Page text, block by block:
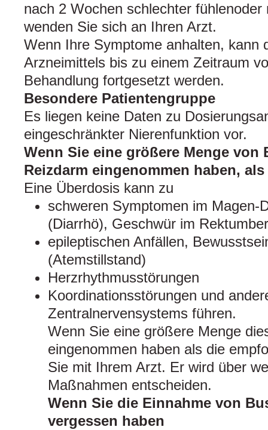
nach 2 Wochen schlechter
wenden Sie sich an Ihren Arzt.
Wenn Ihre Symptome anhalten, kann
Arzneimittels bis zu einem Zeitraum
Behandlung fortgesetzt werden.
Besondere Patientengruppe
Es liegen keine Daten zu
eingeschränkter Nierenfunktion vor.
Wenn Sie eine größere Menge von
Reizdarm eingenommen haben,
Eine Überdosis kann zu
schweren Symptomen im Magen-
(Diarrhö), Geschwür im
epileptischen Anfällen,
(Atemstillstand)
Herzrhythmusstörungen
Koordinationsstörungen und
Zentralnervensystems führen.
Wenn Sie eine größere Menge
eingenommen haben als die
Sie mit Ihrem Arzt. Er wird über
Maßnahmen entscheiden.
Wenn Sie die Einnahme von
vergessen haben